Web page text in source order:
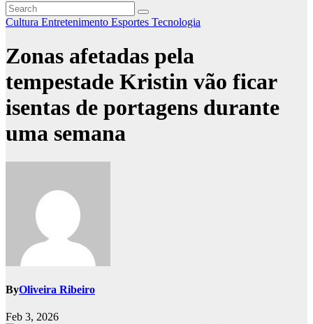
Cultura Entretenimento Esportes Tecnologia
Zonas afetadas pela
tempestade Kristin vão ficar
isentas de portagens durante
uma semana
ByOliveira Ribeiro
Feb 3, 2026